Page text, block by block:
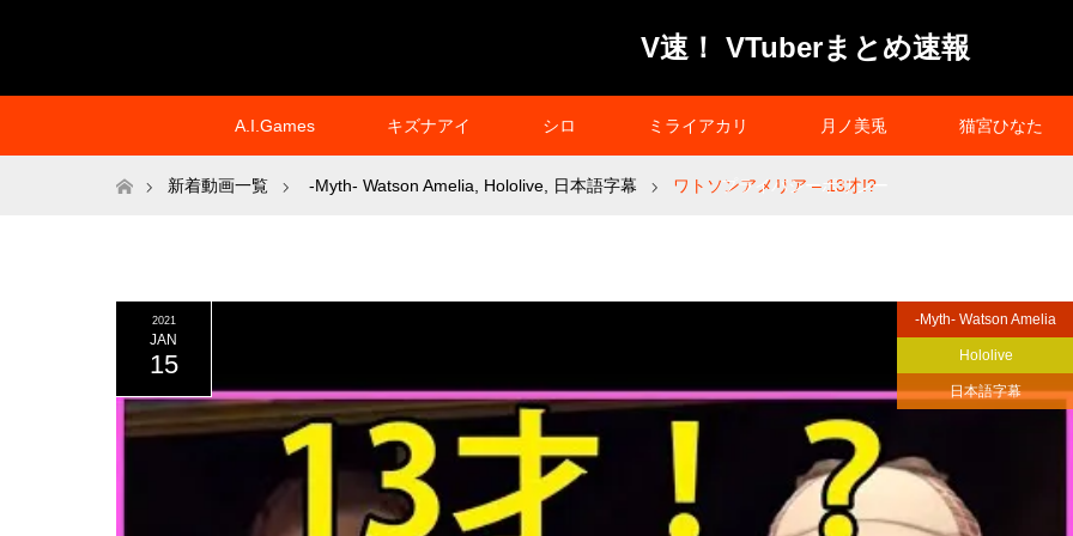
V速！ VTuberまとめ速報
A.I.Games キズナアイ シロ ミライアカリ 月ノ美兎 猫宮ひなた
プライバシーポリシー
ホーム新着動画一覧 -Myth- Watson Amelia Hololive 日本語字幕 ワトソンアメリア – 13才!?
2021
JAN
15
-Myth- Watson Amelia
Hololive
日本語字幕